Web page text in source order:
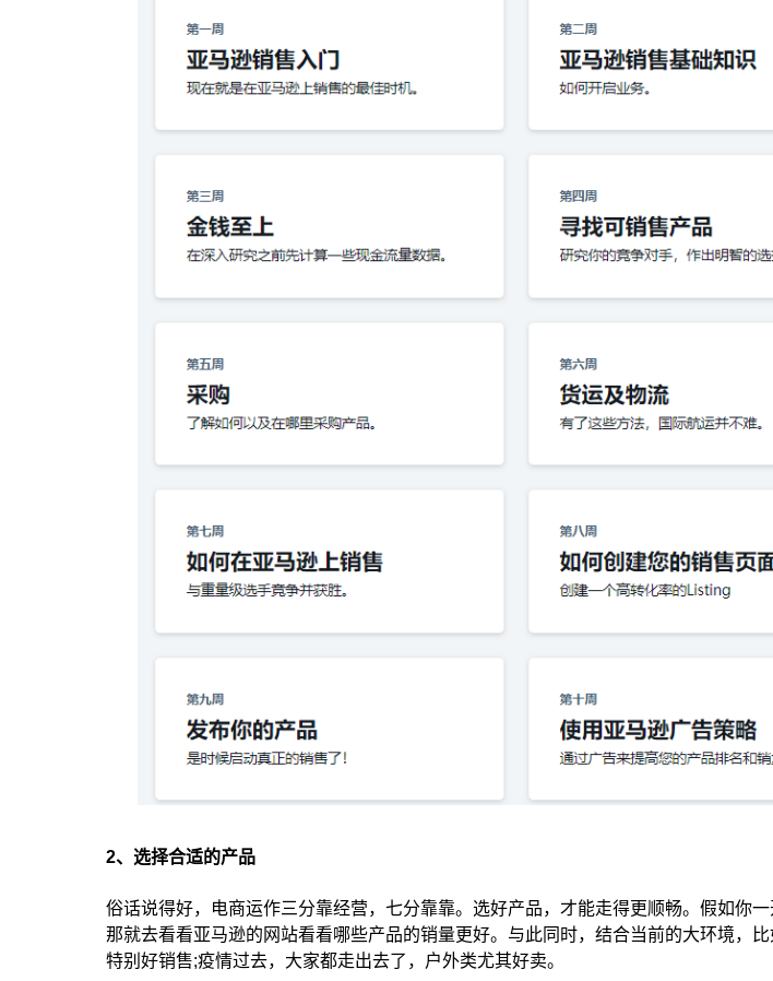
2、选择合适的产品
俗话说得好，电商运作三分靠经营，七分靠靠。选好产品，才能走得更顺畅。假如你一
那就去看看亚马逊的网站看看哪些产品的销量更好。与此同时，结合当前的大环境，
特别好销售;疫情过去，大家都走出去了，户外类尤其好卖。